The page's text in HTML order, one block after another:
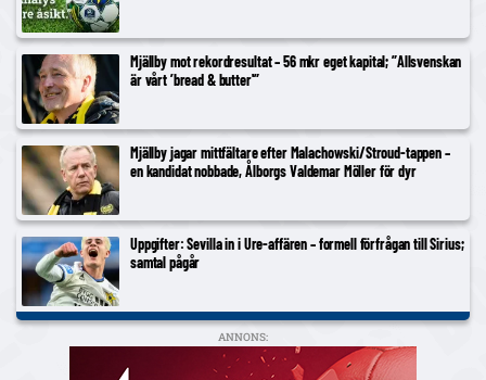
Mjällby mot rekordresultat – 56 mkr eget kapital; ”Allsvenskan
är vårt ’bread & butter'”
Mjällby jagar mittfältare efter Malachowski/Stroud-tappen –
en kandidat nobbade, Ålborgs Valdemar Möller för dyr
Uppgifter: Sevilla in i Ure-affären – formell förfrågan till Sirius;
samtal pågår
ANNONS: